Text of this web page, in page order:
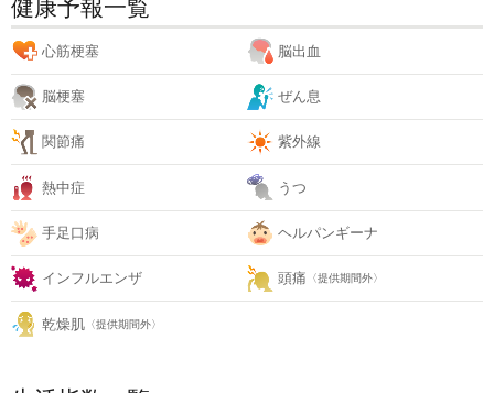
健康予報一覧
心筋梗塞 脳出血
脳梗塞 ぜん息
関節痛 紫外線
熱中症 うつ
手足口病 ヘルパンギーナ
インフルエンザ 頭痛 〈提供期間外〉
乾燥肌 〈提供期間外〉